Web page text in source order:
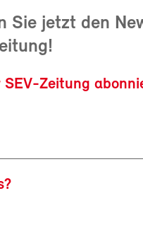
Sie jetzt den
Zeitung